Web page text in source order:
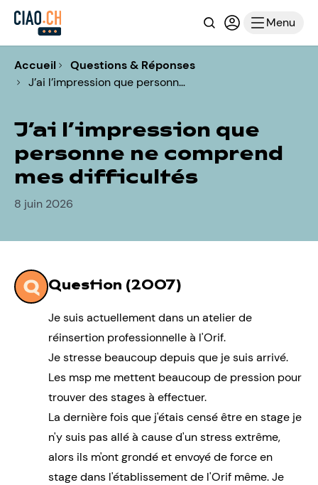
RechercheConnexion
Menu
Accueil
Questions & Réponses
J’ai l’impression que personn…
J’ai l’impression que
personne ne comprend
mes difficultés
8 juin 2026
Question (2007)
Je suis actuellement dans un atelier de
réinsertion professionnelle à l'Orif.
Je stresse beaucoup depuis que je suis arrivé.
Les msp me mettent beaucoup de pression pour
trouver des stages à effectuer.
La dernière fois que j'étais censé être en stage je
n'y suis pas allé à cause d'un stress extrême,
alors ils m'ont grondé et envoyé de force en
stage dans l'établissement de l'Orif même. Je